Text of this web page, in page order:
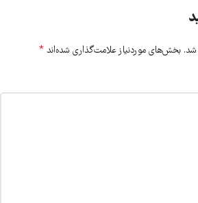
شد. بخش‌های موردنیاز علامت‌گذاری شده‌اند *